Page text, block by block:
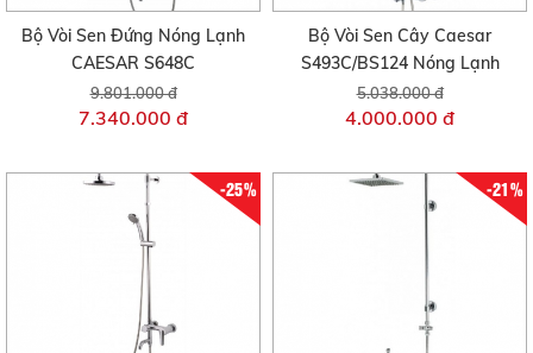
Bộ Vòi Sen Đứng Nóng Lạnh
CAESAR S648C
9.801.000 đ
7.340.000 đ
Bộ Vòi Sen Cây Caesar
S493C/BS124 Nóng Lạnh
5.038.000 đ
4.000.000 đ
-25% -21%